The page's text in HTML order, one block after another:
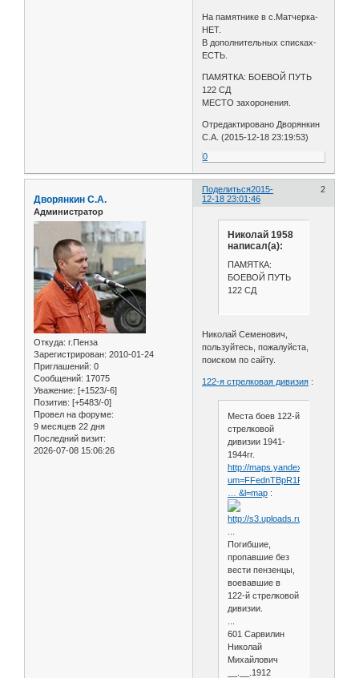
На памятнике в с.Матчерка-
НЕТ.
В дополнительных списках-
ЕСТЬ.
ПАМЯТКА: БОЕВОЙ ПУТЬ
122 СД
МЕСТО захоронения.
Отредактировано Дворянкин
С.А. (2015-12-18 23:19:53)
0
Поделиться 2
2015-
12-18 23:01:46
Дворянкин С.А.
Администратор
Откуда: г.Пенза
Зарегистрирован: 2010-01-24
Приглашений: 0
Сообщений: 17075
Уважение: [+1523/-6]
Позитив: [+5483/-0]
Провел на форуме:
9 месяцев 22 дня
Последний визит:
2026-07-08 15:06:26
Николай 1958
написал(а):
ПАМЯТКА:
БОЕВОЙ ПУТЬ
122 СД
Николай Семенович,
пользуйтесь, пожалуйста,
поиском по сайту.
122-я стрелковая дивизия :
Места боев 122-й
стрелковой
дивизии 1941-
1944гг.
http://maps.yandex.ru/?
um=FFednTBpR1R3d
… &l=map:
Погибшие,
пропавшие без
вести пензенцы,
воевавшие в
122-й стрелковой
дивизии.
601 Сарвилин
Николай
Михайлович
__.__.1912